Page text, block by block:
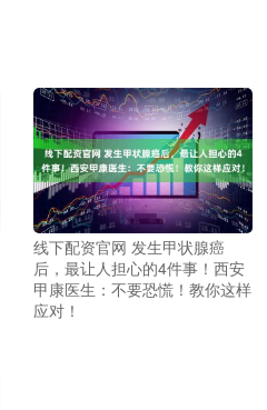
线下配资官网 发生甲状腺癌
后，最让人担心的4件事！西安
甲康医生：不要恐慌！教你这样
应对！